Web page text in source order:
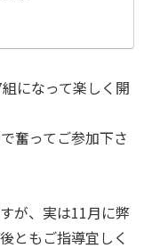
になって楽しく開
奮ってご参加下さ
が、実は11月に弊
ともご指導宜しく